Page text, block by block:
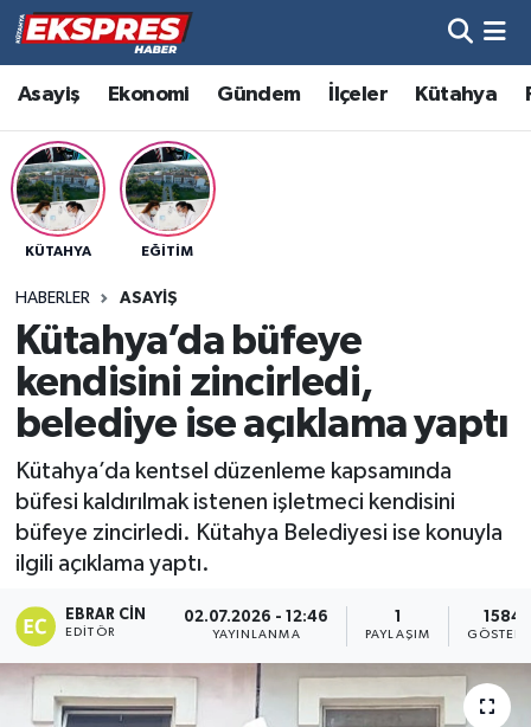
Asayiş Ekonomi Gündem İlçeler Kütahya
KÜTAHYA EĞITIM
HABERLER ASAYIŞ
Kütahya’da büfeye
kendisini zincirledi,
belediye ise açıklama yaptı
Kütahya’da kentsel düzenleme kapsamında
büfesi kaldırılmak istenen işletmeci kendisini
büfeye zincirledi. Kütahya Belediyesi ise konuyla
ilgili açıklama yaptı.
EBRAR CIN
EDITÖR
02.07.2026 - 12:46
YAYINLANMA PAYLAŞIM
1584
Altıntaş
Asayiş
Aslanapa
Bölge
Çavdarhisar
Dumlupınar
Dünya
Eğitim
Ekonomi
Hava Durumu
Trafik Durumu
Süper Lig Puan Durumu ve Fikstür
Son Dakika Haberleri
Haber Arşivi